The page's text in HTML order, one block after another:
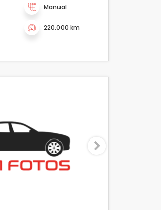
Manual
220.000 km